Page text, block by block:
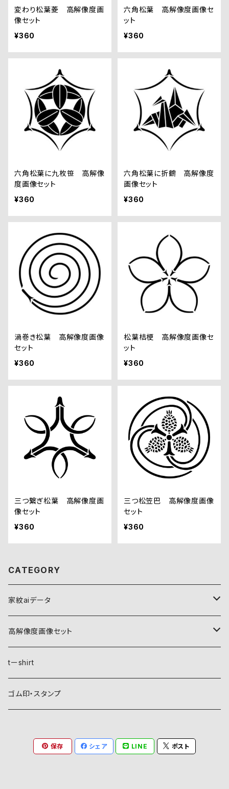
変わり松葉菱 高解像度画
像セット
¥360
六角松葉 高解像度画像セ
ット
¥360
六角松葉に九枚笹 高解像
度画像セット
¥360
六角松葉に折鶴 高解像度
画像セット
¥360
渦巻き松葉 高解像度画像
セット
¥360
松葉桔梗 高解像度画像セ
ット
¥360
三つ繋ぎ松葉 高解像度画
像セット
¥360
三つ松笠巴 高解像度画像
セット
¥360
CATEGORY
家紋aiデータ
自然紋
稲妻
霞
植物紋
葵
朝顔・夕顔
動物紋
建造物紋
高解像度画像セット
自然紋
稲妻
植物紋
tーshirt
ゴム印・スタンプ
保存 シェア LINE ポスト